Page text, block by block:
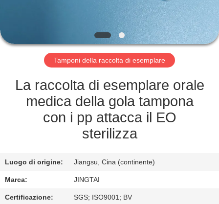
CONTROLLO
DELLA
QUALITÀ
CONTATTACI
CASI
Tamponi della raccolta di esemplare
La raccolta di esemplare orale
medica della gola tampona
con i pp attacca il EO
sterilizza
Luogo di origine: Jiangsu, Cina (continente)
Marca: JINGTAI
Certificazione: SGS; ISO9001; BV